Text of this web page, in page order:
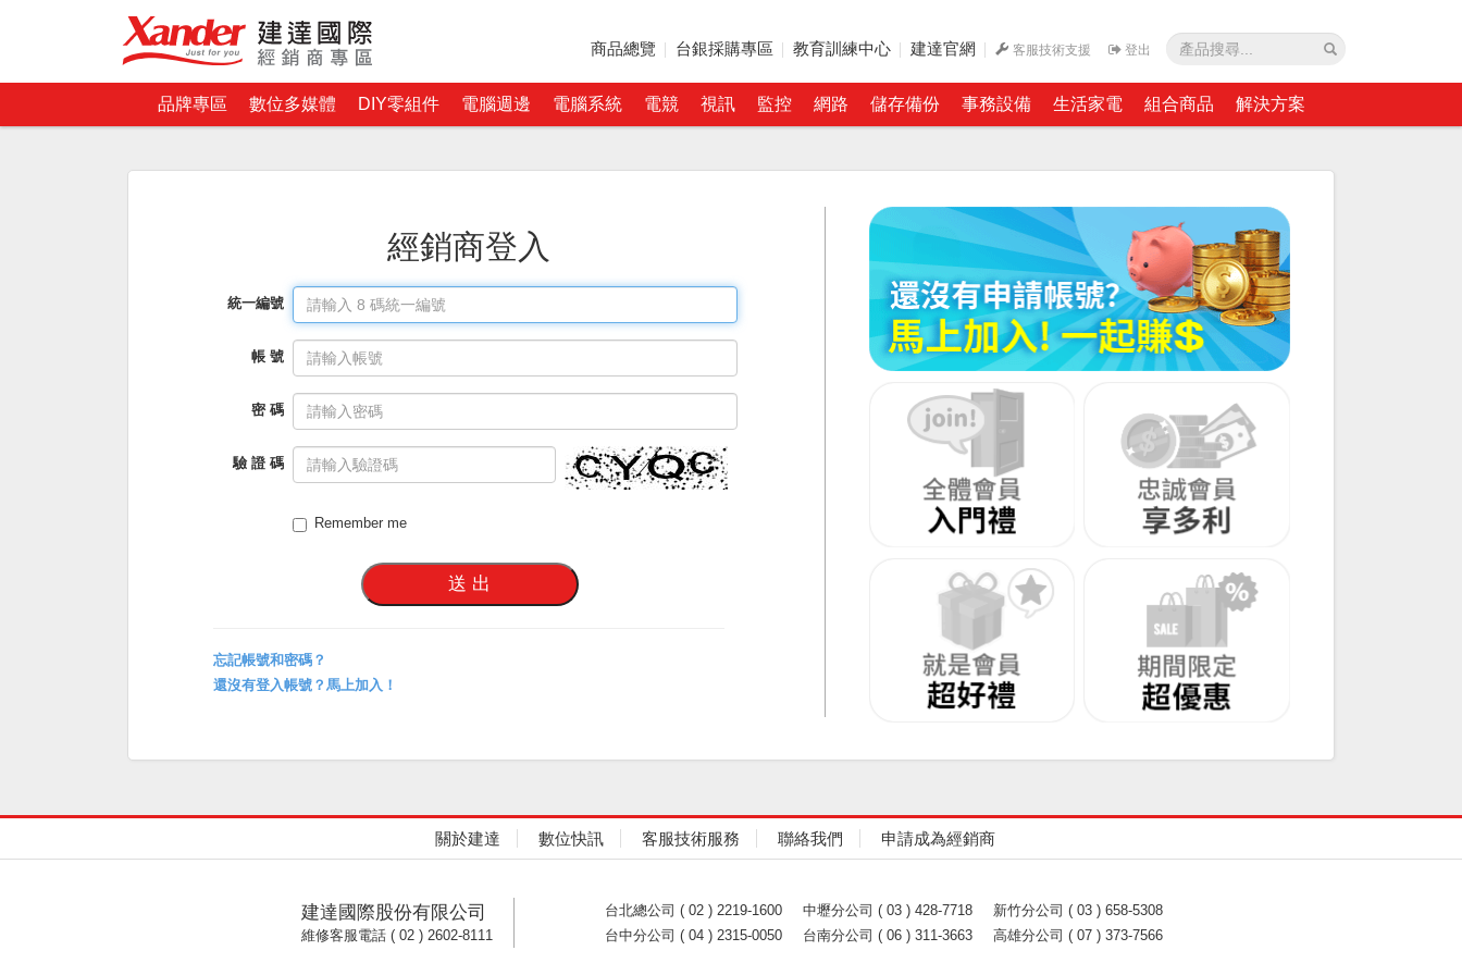
商品總覽 台銀採購專區 教育訓練中心 建達官網 客服技術支援 登出
品牌專區 數位多媒體 DIY零組件 電腦週邊 電腦系統 電競 視訊 監控 網路 儲存備份 事務設備 生活家電 組合商品 解決方案
經銷商登入
統一編號
帳 號
密 碼
驗 證 碼
Remember me
忘記帳號和密碼？
還沒有登入帳號？馬上加入！
關於建達 數位快訊 客服技術服務 聯絡我們 申請成為經銷商
建達國際股份有限公司
維修客服電話 ( 02 ) 2602-8111
台北總公司 ( 02 ) 2219-1600 中壢分公司 ( 03 ) 428-7718
新竹分公司 ( 03 ) 658-5308
台中分公司 ( 04 ) 2315-0050
台南分公司 ( 06 ) 311-3663 高雄分公司 ( 07 ) 373-7566